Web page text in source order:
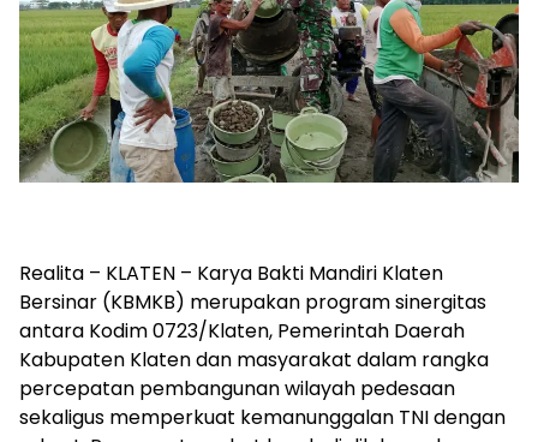
Realita – KLATEN – Karya Bakti Mandiri Klaten
Bersinar (KBMKB) merupakan program sinergitas
antara Kodim 0723/Klaten, Pemerintah Daerah
Kabupaten Klaten dan masyarakat dalam rangka
percepatan pembangunan wilayah pedesaan
sekaligus memperkuat kemanunggalan TNI dengan